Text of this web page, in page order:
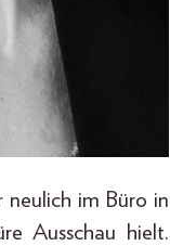
neulich im Büro in
Ausschau hielt.